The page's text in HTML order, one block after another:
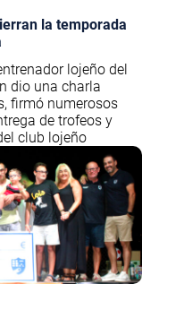
la temporada
lojeño del
dio una charla
firmó numerosos
de trofeos y
club lojeño